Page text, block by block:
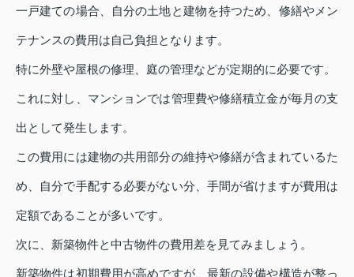
一戸建ての場合、自分の土地と建物を持つため、修繕やメン
テナンスの費用は自己負担となります。
特に外壁や屋根の修理、庭の管理などが定期的に必要です。
これに対し、マンションでは管理費や修繕積立金が毎月の支
出として発生します。
この費用には建物の共用部分の維持や修繕が含まれているた
め、自分で手配する必要がない分、手間が省けますが費用は
定額であることが多いです。
次に、新築物件と中古物件の費用差を見てみましょう。
新築物件は初期費用が高めですが、最新の設備や構造が整っ